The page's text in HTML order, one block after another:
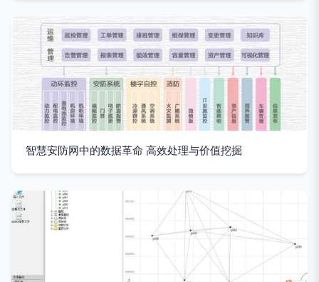
智慧安防网中的数据革命 高效处理与价值挖掘